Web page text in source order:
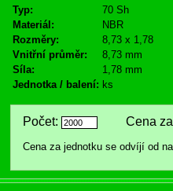
Typ:
70 Sh
Materiál:
NBR
Rozměry:
8,73 x 1,78
Vnitřní průměr:
8,73 mm
Síla:
1,78 mm
Jednotka / balení: ks
Počet: Cena za
Cena za jednotku se odvíjí od